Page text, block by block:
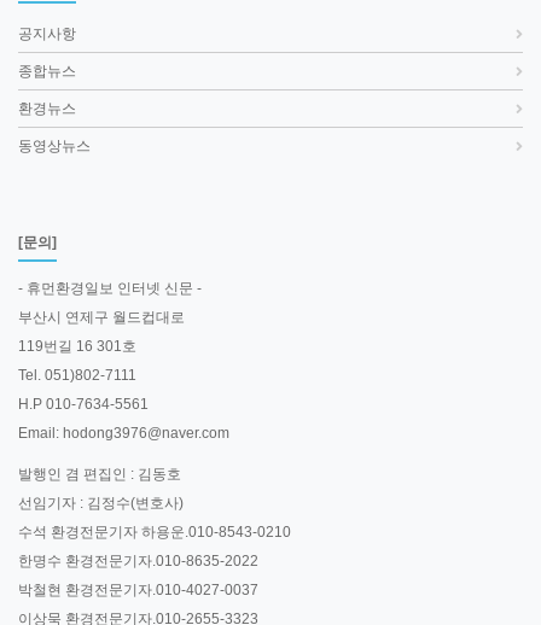
공지사항
종합뉴스
환경뉴스
동영상뉴스
[문의]
- 휴먼환경일보 인터넷 신문 -
부산시 연제구 월드컵대로
119번길 16 301호
Tel. 051)802-7111
H.P 010-7634-5561
Email: hodong3976@naver.com
발행인 겸 편집인 : 김동호
선임기자 : 김정수(변호사)
수석 환경전문기자 하용운.010-8543-0210
한명수 환경전문기자.010-8635-2022
박철현 환경전문기자.010-4027-0037
이상묵 환경전문기자.010-2655-3323